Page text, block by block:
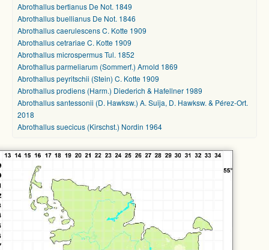
Abrothallus bertianus De Not. 1849
Abrothallus buellianus De Not. 1846
Abrothallus caerulescens C. Kotte 1909
Abrothallus cetrariae C. Kotte 1909
Abrothallus microspermus Tul. 1852
Abrothallus parmeliarum (Sommerf.) Arnold 1869
Abrothallus peyritschii (Stein) C. Kotte 1909
Abrothallus prodiens (Harm.) Diederich & Hafellner 1989
Abrothallus santessonii (D. Hawksw.) A. Suija, D. Hawksw. & Pérez-Ort.
2018
Abrothallus suecicus (Kirschst.) Nordin 1964